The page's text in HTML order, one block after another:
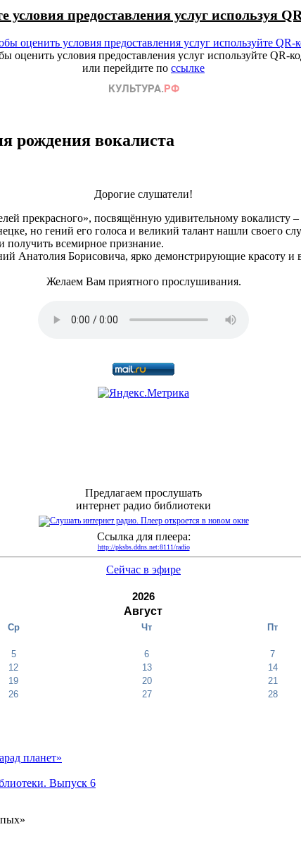
условия предоставления услуг используя
оценить условия предоставления услуг используйте QR-
или перейдите по ссылке
рождения вокалиста
Дорогие слушатели!
прекрасного», посвящённую удивительному вокалисту
но гений его голоса и великий талант нашли своего
получить всемирное признание.
Анатолия Борисовича, ярко демонстрирующие красоту и
Желаем Вам приятного прослушивания.
Предлагаем прослушать
интернет радио библиотеки
Ссылка для плеера:
http://pksbs.ddns.net:8111/radio
Сейчас в эфире
2026
Август
Ср Чт Пт
5 6 7
12 13 14
19 20 21
26 27 28
планет»
Выпуск 6